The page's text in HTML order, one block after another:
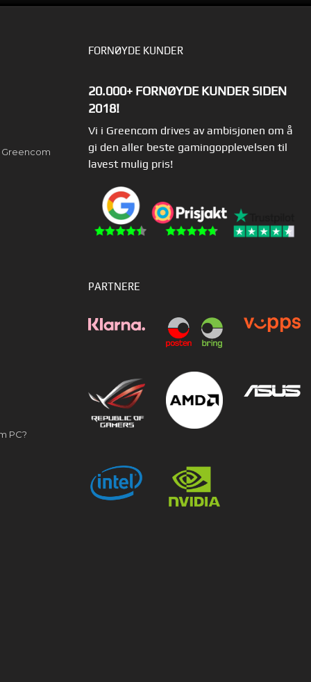
PC?
FORNØYDE KUNDER
20.000+ FORNØYDE KUNDER SIDEN
2018!
Vi i Greencom drives av ambisjonen om å
gi den aller beste gamingopplevelsen til
lavest mulig pris!
PARTNERE